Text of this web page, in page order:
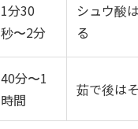
1分30
秒〜2分
シュウ酸
る
40分〜1
時間
茹で後は